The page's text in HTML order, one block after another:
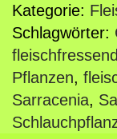
i
s
c
h
f
r
Kategorie:
Schlagwörter:
Pflanzen,
Sarracenia,